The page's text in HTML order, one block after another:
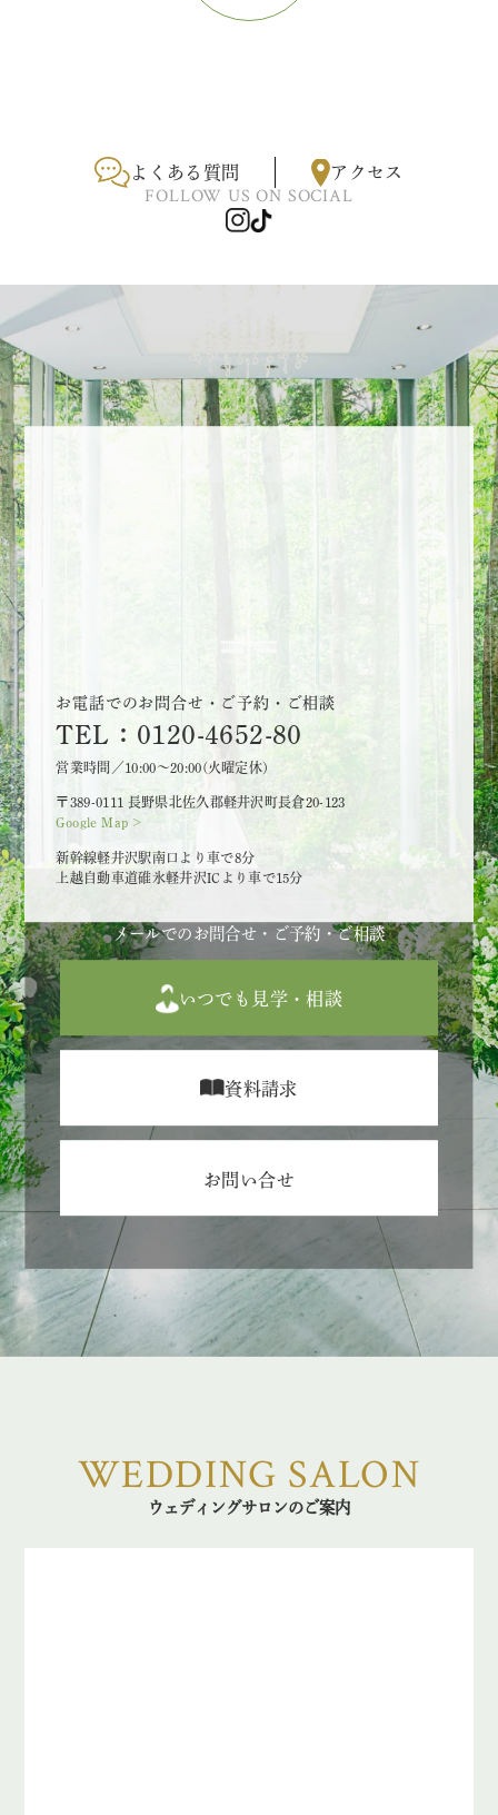
よくある質問 アクセス
FOLLOW US ON SOCIAL
お電話でのお問合せ・ご予約・ご相談
TEL：0120-4652-80
営業時間／10:00～20:00(火曜定休)
〒389-0111 長野県北佐久郡軽井沢町長倉20-123
Google Map >
新幹線軽井沢駅南口より車で8分
上越自動車道碓氷軽井沢ICより車で15分
メールでのお問合せ・ご予約・ご相談
いつでも見学・相談
資料請求
お問い合せ
WEDDING SALON
ウェディングサロンのご案内